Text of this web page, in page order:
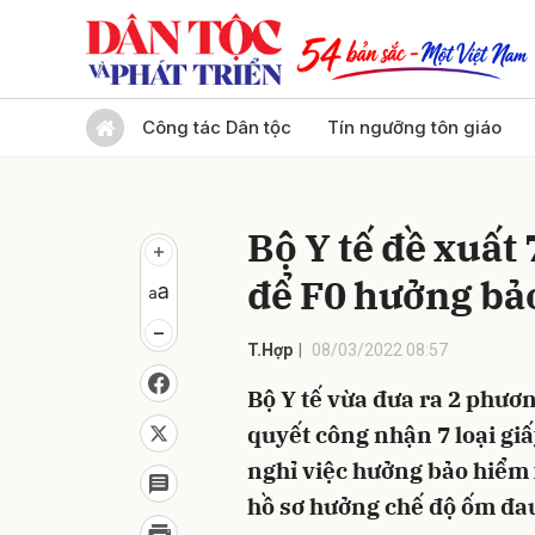
Công tác Dân tộc Tín ngưỡng tôn giáo
Bộ Y tế đề
để F0 hưởng
T.Hợp 08/03/2022 08:57
Bộ Y tế vừa đưa ra 2
quyết công nhận 7 loại
nghỉ việc hưởng bảo hiểm
hồ sơ hưởng chế độ ốm
Gửi